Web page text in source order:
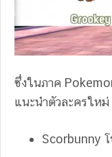
ซึ่งในภาค
แนะนำตัวละครให
Scorbunny